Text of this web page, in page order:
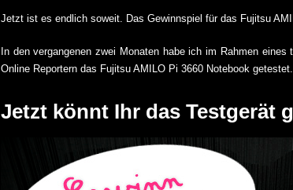
Jetzt ist es endlich soweit. Das Gewinnspiel für das Fujitsu
In den vergangenen zwei Monaten habe ich im Rahmen
Online Reportern das Fujitsu AMILO Pi 3660 Notebook getestet.
Jetzt könnt Ihr das Testgerät